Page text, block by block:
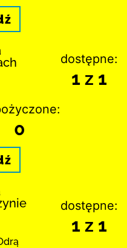
dostępne:
1 z 1
0
dostępne:
1 z 1